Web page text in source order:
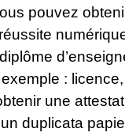
pouvez
:
une
duplicata